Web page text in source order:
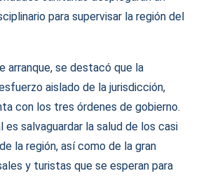
para supervisar la región del
arranque, se destacó que la
aislado de la jurisdicción,
con los tres órdenes de gobierno.
es salvaguardar la salud de los casi
la región, así como de la gran
y turistas que se esperan para